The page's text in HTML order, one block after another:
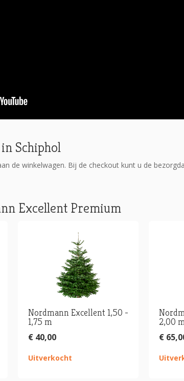
Schiphol
de winkelwagen. Bij de checkout kunt u de
Excellent Premium
Nordmann Excellent 1,50 -
1,75 m
€ 40,00
Uitverkocht
2,00 m
€